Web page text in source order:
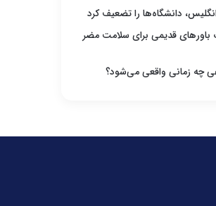
دانشگاه‌ها را تضعیف کرد
باورهای قدیمی برای سلامت مضر
چه زمانی واقعی می‌شود؟